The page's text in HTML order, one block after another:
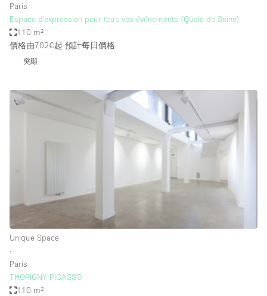
空間特點
Animals Friendly
Counters
Electricity
Fitting Rooms
Paris
Espace d'expression pour tous vos événements (Quais de Seine)
110 m²
價格由702€起 預計每日價格
突顯
Unique Space
∙
Paris
THORIGNY PICASSO
110 m²